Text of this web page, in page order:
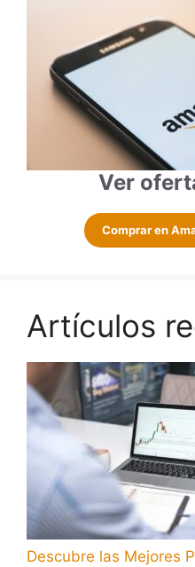
Ver
Comprar en
Artículos
Descubre las Mejores